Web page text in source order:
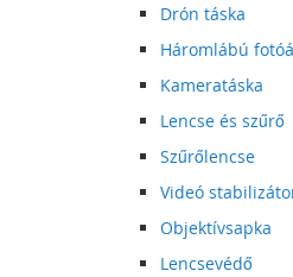
Drón táska
Háromlábú
Kameratáska
Lencse és szűrő
Szűrőlencse
Videó
Objektívsapka
Lencsevédő